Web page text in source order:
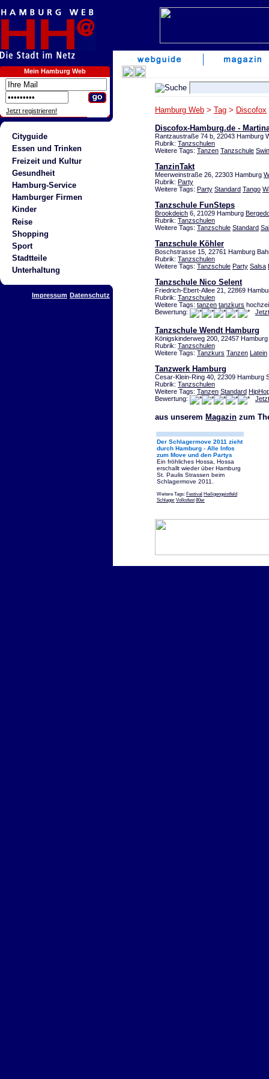
Mein Hamburg Web
Jetzt registrieren!
Cityguide
Essen und Trinken
Freizeit und Kultur
Gesundheit
Hamburg-Service
Hamburger Firmen
Kinder
Reise
Shopping
Sport
Stadtteile
Unterhaltung
Impressum Datenschutz
Hamburg Web > Tag > Discofox
Discofox-Hamburg.de -
Rantzaustraße 74 b, 22043 Hamburg
Rubrik: Tanzschulen
Weitere Tags: Tanzen Tanzschule
TanzinTakt
Meerweinstraße 26, 22303 Hamburg
Rubrik: Party
Weitere Tags: Party Standard Tango
Tanzschule FunSteps
Brookdeich 6, 21029 Hamburg
Rubrik: Tanzschulen
Weitere Tags: Tanzschule Standard
Tanzschule Köhler
Boschstrasse 15, 22761 Hamburg
Rubrik: Tanzschulen
Weitere Tags: Tanzschule Party Salsa
Tanzschule Nico Selent
Friedrich-Ebert-Allee 21, 22869
Rubrik: Tanzschulen
Weitere Tags: tanzen tanzkurs
Bewertung:
Tanzschule Wendt Hamburg
Königskinderweg 200, 22457
Rubrik: Tanzschulen
Weitere Tags: Tanzkurs Tanzen Latein
Tanzwerk Hamburg
Cesar-Klein-Ring 40, 22309 Hamburg
Rubrik: Tanzschulen
Weitere Tags: Tanzen Standard
Bewertung:
aus unserem Magazin zum
Der Schlagermove 2011 zieht
durch Hamburg - Alle Infos
zum Move und den Partys
Ein fröhliches Hossa, Hossa
erschallt wieder über Hamburg
St. Paulis Strassen beim
Schlagermove 2011.
Weitere Tags: Festival Heiligengeistfeld
Schlager Volksfest 80er